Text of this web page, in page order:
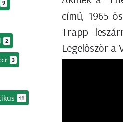
9
2
3
11
című, 1965-
Trapp
Legelőször a